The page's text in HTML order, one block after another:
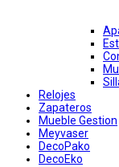
Relojes
Zapateros
Mueble Gestion
Meyvaser
DecoPako
DecoEko